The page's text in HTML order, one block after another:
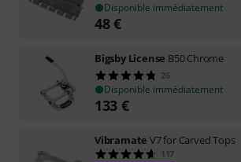
Disponible immédiatement
48€
Bigsby License B50 Chrome
26
Disponible immédiatement
133 €
Vibramate V7 for Carved Tops
117